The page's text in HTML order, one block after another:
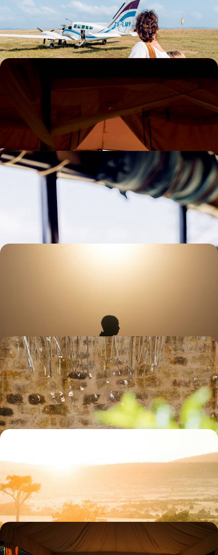
Survoler les régions les plus spectaculaires du Kenya, dormir dans des
lodges raffinés, pister la grande faune
8 jours, de CHF 7500 à CHF 10000
Idylle en deux temps
Célébrer votre love story à travers deux pays, des grands parcs
16 jours, de CHF 7500 à CHF 9200
Naviguer, marcher, pister - Du Grand Rift à l'océan
Indien, le Kenya actif en famille
Une aventure familiale en trois temps, de la vallée du Grand Rift aux
contreforts du mont Kenya, avant de ralentir sur la côte sud
13 jours, de CHF 7900 à CHF 9500
La nouvelle ferme africaine - De Nairobi au bush, le
Kenya en trois plats
Goûter à un autre Kenya, délicieux et audacieux – pour les voyageurs
en quête de sens et d'éveil des sens
10 jours, de CHF 9200 à CHF 11200
Après une intro à Nairobi, entamer le pistage dans le magnétique Masai
Mara ; affûter votre talent depuis un lodge d'exception au lac Magadi
10 jours, de CHF 10500 à CHF 12200
Laikipia, Masai Mara, Volcans - Savanes du Kenya
et forêts du Rwanda